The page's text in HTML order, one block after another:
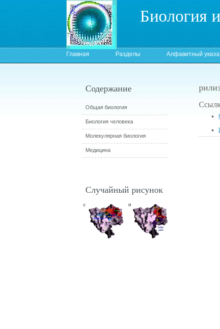
Биология
Главная Разделы Алфавитный
Содержание
Общая биология
Биология человека
Молекулярная биология
Медицина
Случайный рисунок